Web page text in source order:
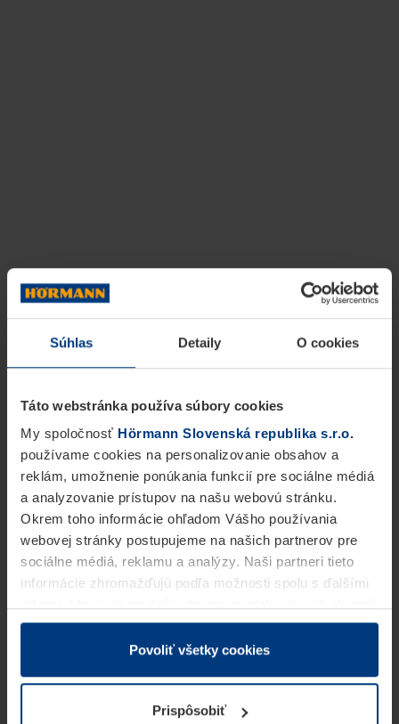
Súhlas Detaily O cookies
Táto webstránka používa súbory cookies
My spoločnosť Hörmann Slovenská republika s.r.o.
používame cookies na personalizovanie obsahov a
reklám, umožnenie ponúkania funkcií pre sociálne médiá
a analyzovanie prístupov na našu webovú stránku.
Okrem toho informácie ohľadom Vášho používania
webovej stránky postupujeme na našich partnerov pre
sociálne médiá, reklamu a analýzy. Naši partneri tieto
informácie zhromažďujú podľa možnosti spolu s ďalšími
v rámci Vášho využívania služieb.
Z právneho hľadiska môžeme cookies ukladať na Vašom
prevádzku tejto stránky. Pre všetky ostatné typy cookie
potrebujeme Vaše povolenie. Vaše povolenie môžete
Povoliť všetky cookies
Prispôsobiť